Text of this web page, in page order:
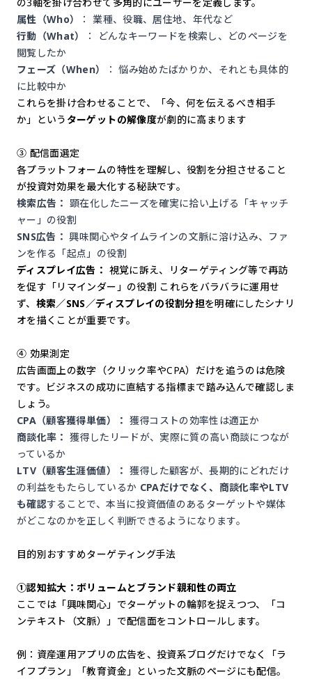
属性（Who）
： 業種、役職、居住地、年代など
行動（What）
： どんなキーワードを検索し、どのページを
閲覧したか
フェーズ（When）
： 悩み始めたばかりか、それとも具体的
に比較中か
これらを掛け合わせることで、「今、何を伝えるべき相手
か」という ターゲットの解像度が劇的に高まります
③ 配信面選定
各プラットフォームの特性を理解し、役割を分担させること
が投資対効果を最大化する秘訣です。
検索広告： 顕在化したニーズを確実に拾い上げる「キャッチ
ャー」の役割
SNS広告： 興味関心やタイムラインの文脈に溶け込み、ファ
ンを作る「起点」の役割
ディスプレイ広告： 視覚に訴え、リターゲティング等で再訪
を促す「リマインダー」の役割 これらをバラバラに運用せ
ず、 検索／SNS／ディスプレイの役割分担を明確にしたシナリ
オを描くことが重要です。
④ 効果測定
広告画面上の数字（クリック率やCPA）だけを追うのは危険
です。ビジネスの成功に直結する指標まで踏み込んで確認しま
しょう。
CPA（顧客獲得単価）： 獲得コストの効率性は適正か
商談化率： 獲得したリードが、実際に質の高い商談につなが
っているか
LTV（顧客生涯価値）： 獲得した顧客が、長期的にどれだけ
の利益をもたらしているか CPAだけでなく、商談化率やLTV
も確認することで、本当に投資価値のあるターゲットや媒体
がどこなのかを正しく判断できるようになります。
目的別おすすめターゲティング手法
①認知拡大：ボリュームとブランド親和性の両立
ここでは「興味関心」でターゲットの輪郭を捉えつつ、「コ
ンテキスト（文脈）」で配信面をコントロールします。
例：資産運用アプリの広告を、投資系ブログだけでなく「ラ
イフプラン」「教育資金」といった文脈のページにも配信。